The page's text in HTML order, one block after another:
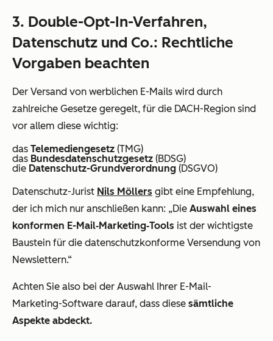
3. Double-Opt-In-Verfahren,
Datenschutz und Co.: Rechtliche
Vorgaben beachten
Der Versand von werblichen E-Mails wird durch
zahlreiche Gesetze geregelt, für die DACH-Region sind
vor allem diese wichtig:
das Telemediengesetz (TMG)
das Bundesdatenschutzgesetz (BDSG)
die Datenschutz-Grundverordnung (DSGVO)
Datenschutz-Jurist Nils Möllers gibt eine Empfehlung,
der ich mich nur anschließen kann: „Die Auswahl eines
konformen E-Mail‑Marketing‑Tools ist der wichtigste
Baustein für die datenschutzkonforme Versendung von
Newslettern.“
Achten Sie also bei der Auswahl Ihrer E-Mail-
Marketing-Software darauf, dass diese sämtliche
Aspekte abdeckt.